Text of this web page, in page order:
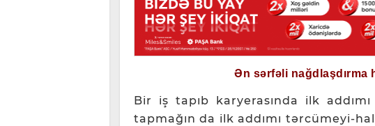
Ən sərfəli nağdlaşdırma
Bir iş tapıb karyerasında ilk
tapmağın da ilk addımı tərcümeyi-